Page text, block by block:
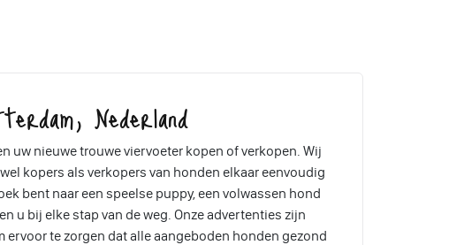
Nederland
uw nieuwe trouwe viervoeter kopen of verkopen. Wij
kopers als verkopers van honden elkaar eenvoudig
bent naar een speelse puppy, een volwassen hond
u bij elke stap van de weg. Onze advertenties zijn
te zorgen dat alle aangeboden honden gezond